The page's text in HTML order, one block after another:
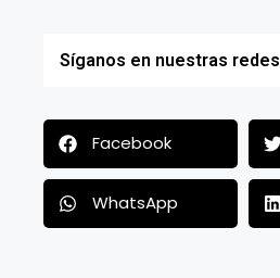
Síganos en nuestras redes
Facebook
WhatsApp